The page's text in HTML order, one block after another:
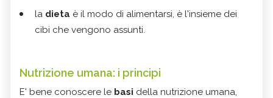
la dieta è il modo di alimentarsi, è l'insieme dei
cibi che vengono assunti.
Nutrizione umana: i principi
E' bene conoscere le basi della nutrizione umana,